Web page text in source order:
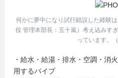
何かに夢中になり試行錯誤した経験
役 管理本部長：五十嵐）考え込みす
っています。
・給水・給湯・排水・空調・消
用するパイプ